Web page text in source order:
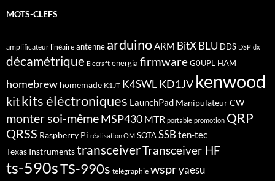
MOTS-CLEFS
amplificateur linéaire antenne arduinoARM BitX BLU DDS DSP dx
décamétrique Elecraft energia firmwareG0UPL HAM
homebrew homemade K1JT K4SWL KD1JV kenwood
kitkits éléctroniques LaunchPad Manipulateur CW
monter soi-mêmeMSP430 MTR portable promotion QRP
QRSS Raspberry Pi réalisation OM SOTASSB ten-tec
Texas InstrumentstransceiverTransceiver HF
ts-590sTS-990s télégraphie wspryaesu